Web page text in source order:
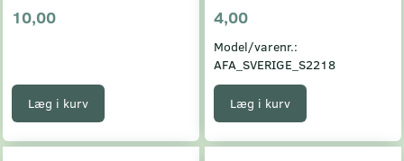
10,00
Læg i kurv
4,00
Model/varenr.:
AFA_SVERIGE_S2218
Læg i kurv